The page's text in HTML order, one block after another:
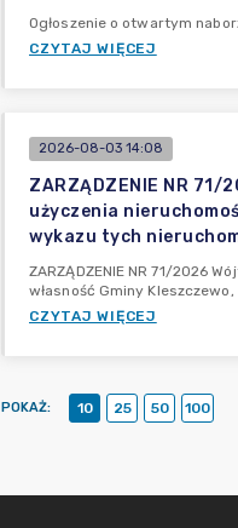
Ogłoszenie o otwartym
CZYTAJ WIĘCEJ
2026-08-03 14:08
ZARZĄDZENIE NR
użyczenia
wykazu tych
ZARZĄDZENIE NR 71/2026
własność Gminy Kleszczewo,
CZYTAJ WIĘCEJ
POKAŻ: 10 25 50 100